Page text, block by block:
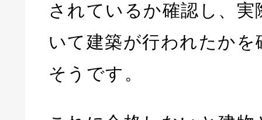
されているか確認し、
いて建築が行われたかを
そうです。